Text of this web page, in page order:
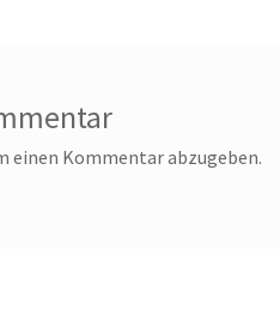
einen Kommentar abzugeben.